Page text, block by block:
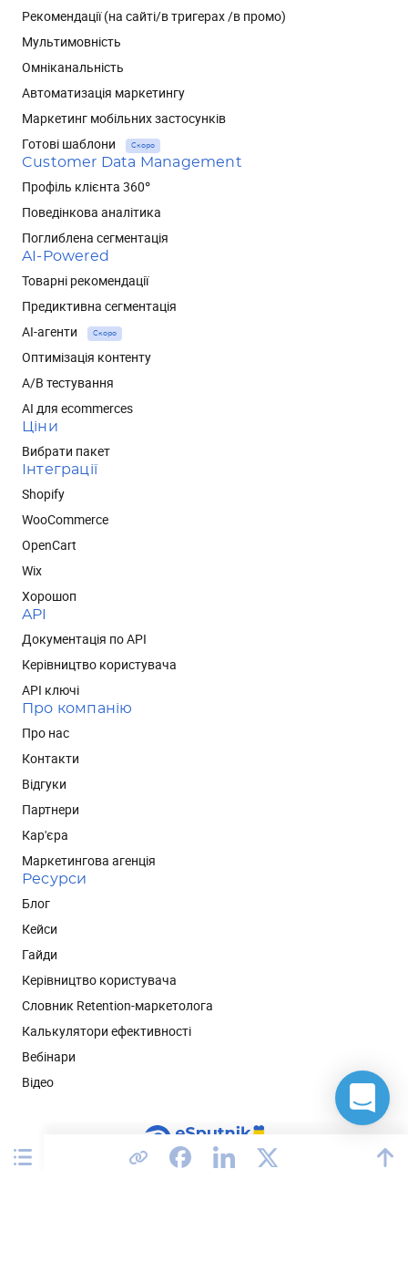
Рекомендації (на сайті/в тригерах /в промо)
Мультимовність
Омніканальність
Автоматизація маркетингу
Маркетинг мобільних застосунків
Готові шаблони
Скоро
Customer Data Management
Профіль клієнта 360°
Поведінкова аналітика
Поглиблена сегментація
AI-Powered
Товарні рекомендації
Предиктивна сегментація
AI-агенти
Скоро
Оптимізація контенту
А/В тестування
AI для ecommerces
Ціни
Вибрати пакет
Інтеграції
Shopify
WooCommerce
OpenCart
Wix
Хорошоп
API
Документація по API
Керівництво користувача
API ключі
Про компанію
Про нас
Контакти
Відгуки
Партнери
Кар'єра
Маркетингова агенція
Ресурси
Блог
Кейси
Гайди
Керівництво користувача
Словник Retention-маркетолога
Калькулятори ефективності
Вебінари
Відео